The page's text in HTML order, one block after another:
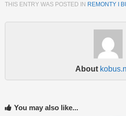
THIS ENTRY WAS POSTED IN REMONTY I
About
You may also like...